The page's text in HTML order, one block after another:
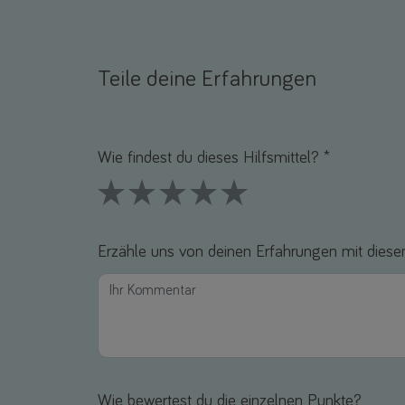
Teile deine Erfahrungen
Wie findest du dieses Hilfsmittel? *
Erzähle uns von deinen Erfahrungen mit
Wie bewertest du die einzelnen Punkte?